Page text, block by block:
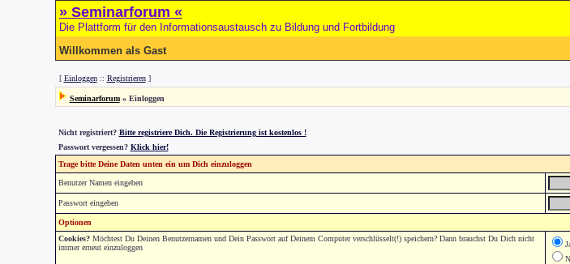
» Seminarforum «
Die Plattform für den Informationsaustausch zu Bildung und Fortbildung
Willkommen als Gast
[ Einloggen:: Registrieren]
Seminarforum» Einloggen
Nicht registriert? Bitte registriere Dich. Die Registrierung ist kostenlos !
Passwort vergessen? Klick hier!
Trage bitte Deine Daten unten ein um Dich einzuloggen
Benutzer Namen eingeben
Passwort eingeben
Optionen
Cookies?Möchtest Du Deinen Benutzernamen und Dein Passwort auf Deinem Computer verschlüsselt(!) speichern? Dann brauchst Du Dich nicht
immer erneut einzuloggen